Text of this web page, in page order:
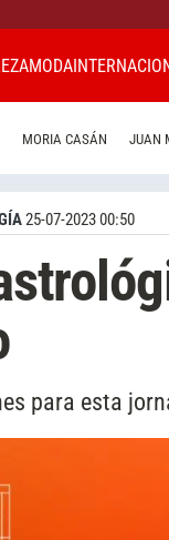
MODA
MORIA CASÁN JUAN
25-07-2023 00:50
para esta